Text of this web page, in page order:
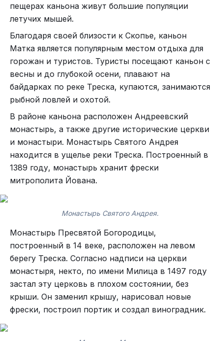
пещерах каньона живут большие популяции
летучих мышей.
Благодаря своей близости к Скопье, каньон
Матка является популярным местом отдыха для
горожан и туристов. Туристы посещают каньон с
весны и до глубокой осени, плавают на
байдарках по реке Треска, купаются, занимаются
рыбной ловлей и охотой.
В районе каньона расположен Андреевский
монастырь, а также другие исторические церкви
и монастыри. Монастырь Святого Андрея
находится в ущелье реки Треска. Построенный в
1389 году, монастырь хранит фрески
митрополита Йована.
Монастырь Святого Андрея.
Монастырь Пресвятой Богородицы,
построенный в 14 веке, расположен на левом
берегу Треска. Согласно надписи на церкви
монастыря, некто, по имени Милица в 1497 году
застал эту церковь в плохом состоянии, без
крыши. Он заменил крышу, нарисовал новые
фрески, построил портик и создал виноградник.